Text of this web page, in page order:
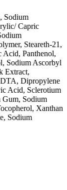
Sodium
Capric
Steareth-21,
Acid, Panthenol,
Sodium Ascorbyl
Extract,
Dipropylene
Acid, Sclerotium
Gum, Sodium
Xanthan
Sodium